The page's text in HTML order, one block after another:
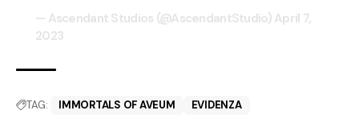
— Ascendant Studios (@AscendantStudio) April 7,
2023
TAG: IMMORTALS OF AVEUM EVIDENZA